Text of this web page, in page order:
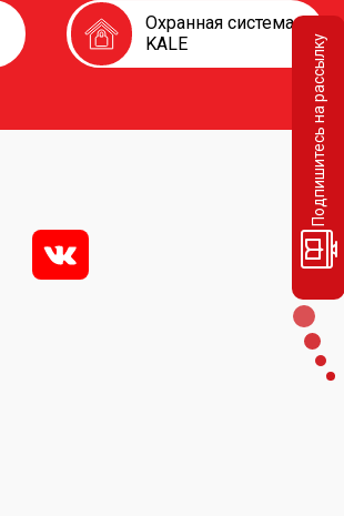
Подпишитесь на рассылку
Охранная система
KALE
v